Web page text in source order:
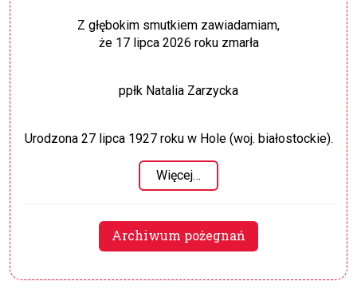
Z głębokim smutkiem zawiadamiam,
że 17 lipca 2026 roku zmarła
ppłk Natalia Zarzycka
Urodzona 27 lipca 1927 roku w Hole (woj. białostockie).
Więcej…
Archiwum pożegnań